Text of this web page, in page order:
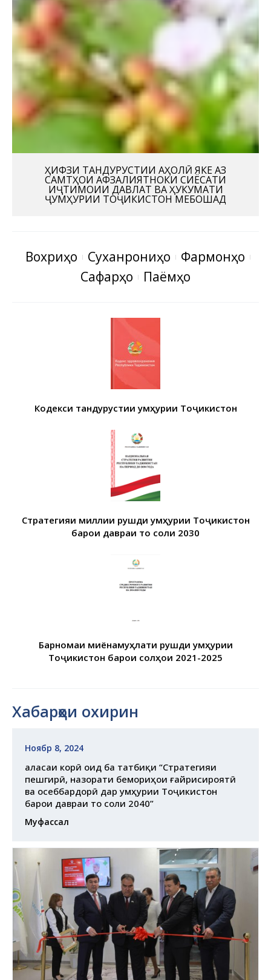
ҲИФЗИ ТАНДУРУСТИИ АҲОЛӢ ЯКЕ АЗ
САМТҲОИ АФЗАЛИЯТНОКИ СИЁСАТИ
ИҶТИМОИИ ДАВЛАТ ВА ҲУКУМАТИ
ҶУМҲУРИИ ТОҶИКИСТОН МЕБОШАД
Вохӯриҳо Суханрониҳо
Фармонҳо
Сафарҳо
Паёмҳо
Кодекси тандурустии Ҷумҳурии Тоҷикистон
Стратегияи миллии рушди Ҷумҳурии Тоҷикистон
барои давраи то соли 2030
Барномаи миёнамуҳлати рушди Ҷумҳурии
Тоҷикистон барои солҳои 2021-2025
Хабарҳои охирин
Ноябр 8, 2024
Ҷаласаи корӣ оид ба татбиқи “Стратегияи
пешгирӣ, назорати бемориҳои ғайрисироятӣ
ва осеббардорӣ дар Ҷумҳурии Тоҷикистон
барои давраи то соли 2040”
Муфассал